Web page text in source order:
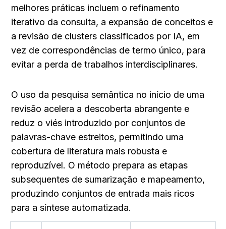
melhores práticas incluem o refinamento
iterativo da consulta, a expansão de conceitos e
a revisão de clusters classificados por IA, em
vez de correspondências de termo único, para
evitar a perda de trabalhos interdisciplinares.
O uso da pesquisa semântica no início de uma
revisão acelera a descoberta abrangente e
reduz o viés introduzido por conjuntos de
palavras-chave estreitos, permitindo uma
cobertura de literatura mais robusta e
reproduzível. O método prepara as etapas
subsequentes de sumarização e mapeamento,
produzindo conjuntos de entrada mais ricos
para a síntese automatizada.